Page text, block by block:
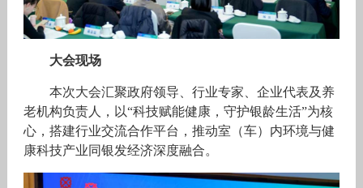
大会现场
本次大会汇聚政府领导、行业专家、企业代表及养
老机构负责人，以“科技赋能健康，守护银龄生活”为核
心，搭建行业交流合作平台，推动室（车）内环境与健
康科技产业同银发经济深度融合。